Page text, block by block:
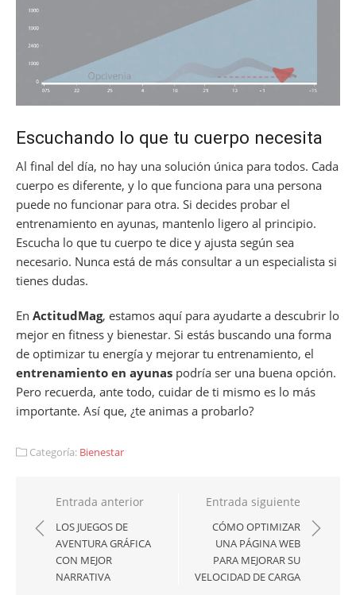
Escuchando lo que tu cuerpo necesita
Al final del día, no hay una solución única para todos. Cada
cuerpo es diferente, y lo que funciona para una persona
puede no funcionar para otra. Si decides probar el
entrenamiento en ayunas, mantenlo ligero al principio.
Escucha lo que tu cuerpo te dice y ajusta según sea
necesario. Nunca está de más consultar a un especialista si
tienes dudas.
En ActitudMag, estamos aquí para ayudarte a descubrir lo
mejor en fitness y bienestar. Si estás buscando una forma
de optimizar tu energía y mejorar tu entrenamiento, el
entrenamiento en ayunas podría ser una buena opción.
Pero recuerda, ante todo, cuidar de ti mismo es lo más
importante. Así que, ¿te animas a probarlo?
Categoría: Bienestar
Navegación
de
entradas
Entrada anterior
LOS JUEGOS DE
AVENTURA GRÁFICA
CON MEJOR
NARRATIVA
Entrada siguiente
CÓMO OPTIMIZAR
UNA PÁGINA WEB
PARA MEJORAR SU
VELOCIDAD DE CARGA